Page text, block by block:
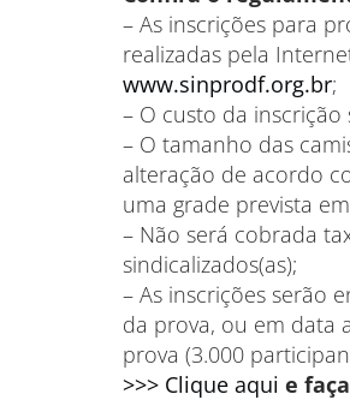
– As inscrições para
realizadas pela
www.sinprodf.org.br;
– O custo da
– O tamanho das
alteração de acordo
uma grade prevista
– Não será cobrada
sindicalizados(as);
– As inscrições serão
da prova, ou em data
prova (3.000
>>> Clique aqui e